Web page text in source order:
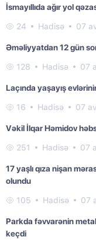
İsmayıllıda ağır yol
24 Hadisə 07
Əməliyyatdan 12 gün
128 Hadisə 07
Laçında yaşayış
16 Hadisə 07
Vəkil İlqar Həmidov
251 Hadisə 07
17 yaşlı qıza nişan
olundu
105 Hadisə 07
Parkda fəvvarənin
keçdi